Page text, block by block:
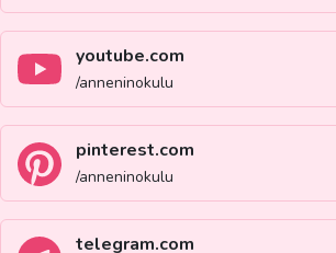
youtube.com
/anneninokulu
pinterest.com
/anneninokulu
telegram.com